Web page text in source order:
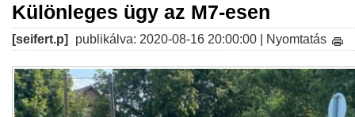
Különleges ügy az M7-esen
[seifert.p] publikálva: 2020-08-16 20:00:00 | Nyomtatás